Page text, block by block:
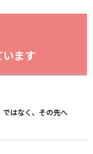
います
ではなく、その先へ